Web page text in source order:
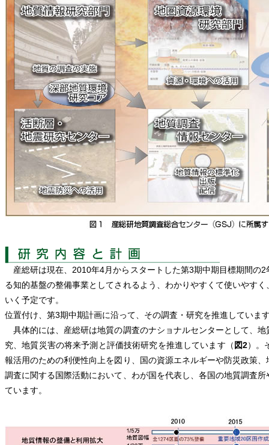
産総研は現在、2010年4月からスタートした第3期中期目標期間の
る知的基盤の整備事業としてされるよう、わかりやすくて使いやす
いく予定です。
位置付け、第3期中期計画に沿って、その調査・研究を推進していま
具体的には、産総研は地質の調査のナショナルセンターとして、
究、地質災害の将来予測と評価技術研究を推進しています（ 図2）。
報活用のための利便性向上を図り、国の資源エネルギーや防災政策
調査に関する国際活動において、わが国を代表し、各国の地質調査
ています。